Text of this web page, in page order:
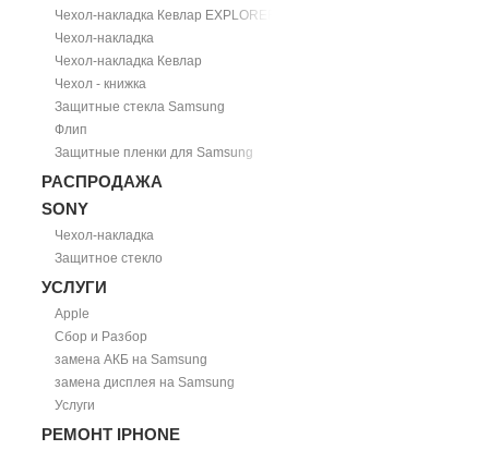
Чехол-накладка Кевлар EXPLORER
Чехол-накладка
Чехол-накладка Кевлар
Чехол - книжка
Защитные стекла Samsung
Флип
Защитные пленки для Samsung
РАСПРОДАЖА
SONY
Чехол-накладка
Защитное стекло
УСЛУГИ
Apple
Сбор и Разбор
замена АКБ на Samsung
замена дисплея на Samsung
Услуги
РЕМОНТ IPHONE